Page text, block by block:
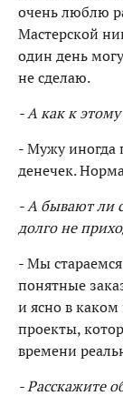
очень люблю
Мастерской
один день
не сделаю.
- А как к
- Мужу иногда
денечек.
- А бывают ли
долго не
- Мы
понятные
и ясно в
проекты,
времени
- Расскажите